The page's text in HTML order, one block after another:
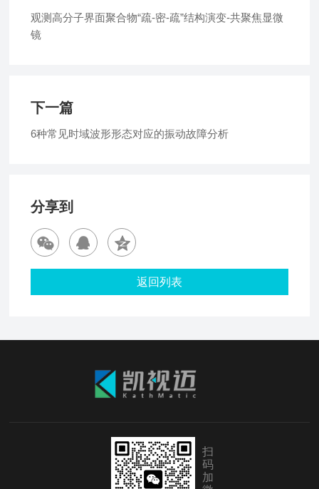
观测高分子界面聚合物“疏-密-疏”结构演变-共聚焦显微
镜
下一篇
6种常见时域波形形态对应的振动故障分析
分享到
返回列表
扫
码
加